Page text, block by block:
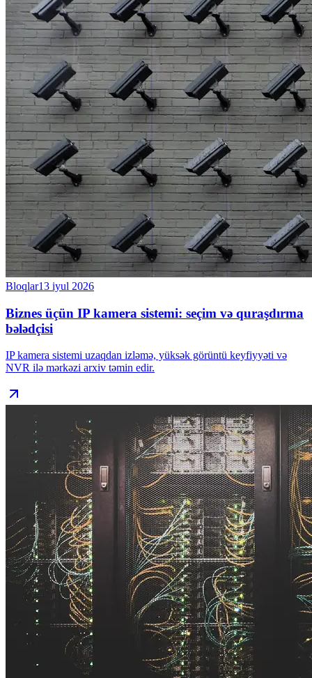
Bloqlar13 iyul 2026
Biznes üçün IP kamera sistemi: seçim və quraşdırma
bələdçisi
IP kamera sistemi uzaqdan izləmə, yüksək görüntü keyfiyyəti və
NVR ilə mərkəzi arxiv təmin edir.